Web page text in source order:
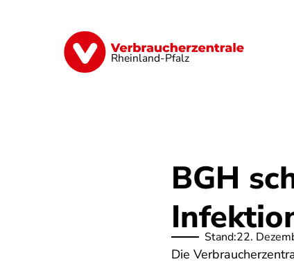
Rheinland-Pfalz
Digitales Finanzen & Versicherung
BGH
Stand:22.
Die